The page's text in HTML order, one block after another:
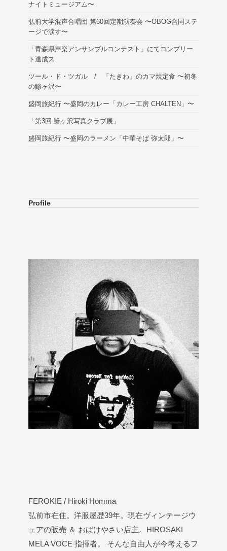
ナイトミュージアム〜
弘前大学混声合唱団 第60回定期演奏会 〜OBOG合同ステ
ージで涙す〜
「青森県声楽アンサンブルコンテスト」にてコンプリー
ト達成ス
ツール・ド・ツガル / 「たきわ」のカマ焼定食 〜初冬
の鯵ヶ沢〜
盛岡旅紀行 〜盛岡のカレー「カレー工房 CHALTEN」〜
「第3回 鰺ヶ沢写真クラブ展」
盛岡旅紀行 〜盛岡のラーメン「中華そば 弥太郎」〜
Profile
FEROKIE / Hiroki Homma
弘前市在住。洋服屋歴39年。現在ヴィンテージウ
ェアの販売 ＆ おばけやさい店主。HIROSAKI
MELA VOCE 指揮者。 そんな自由人が今考えるフ